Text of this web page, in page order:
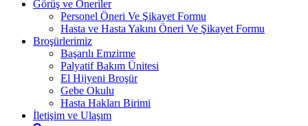
Görüş ve Öneriler
Personel Öneri Ve Şikayet Formu
Hasta ve Hasta Yakını Öneri Ve Şikayet Formu
Broşürlerimiz
Başarılı Emzirme
Palyatif Bakım Ünitesi
El Hijyeni Broşür
Gebe Okulu
Hasta Hakları Birimi
İletişim ve Ulaşım